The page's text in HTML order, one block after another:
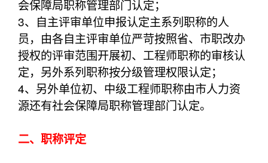
会保障局职称管理部门认定；
3、自主评审单位申报认定主系列职称的人
员，由各自主评审单位严苛按照省、市职改办
授权的评审范围开展初、工程师职称的审核认
定，另外系列职称按分级管理权限认定；
4、另外单位初、中级工程师职称由市人力资
源还有社会保障局职称管理部门认定。
二、职称评定